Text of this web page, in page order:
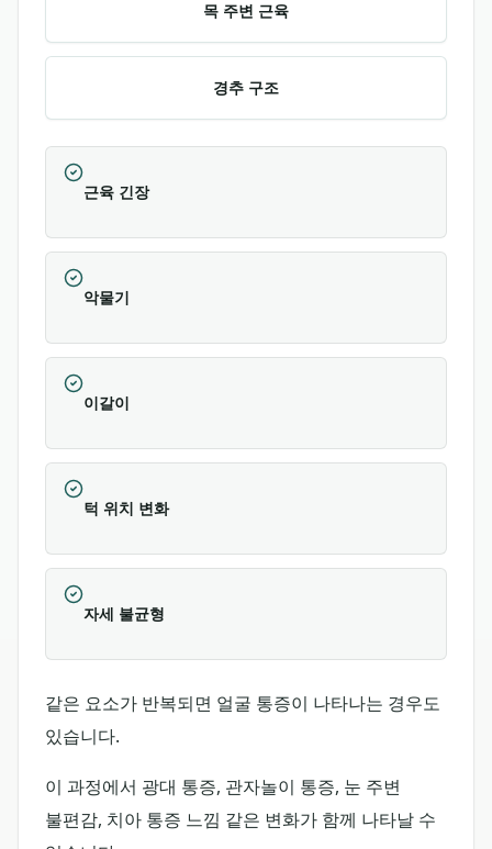
목 주변 근육
경추 구조
근육 긴장
악물기
이갈이
턱 위치 변화
자세 불균형
같은 요소가 반복되면 얼굴 통증이 나타나는 경우도
있습니다.
이 과정에서 광대 통증, 관자놀이 통증, 눈 주변
불편감, 치아 통증 느낌 같은 변화가 함께 나타날 수